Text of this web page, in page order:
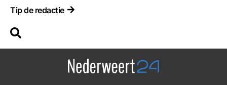
Tip de redactie